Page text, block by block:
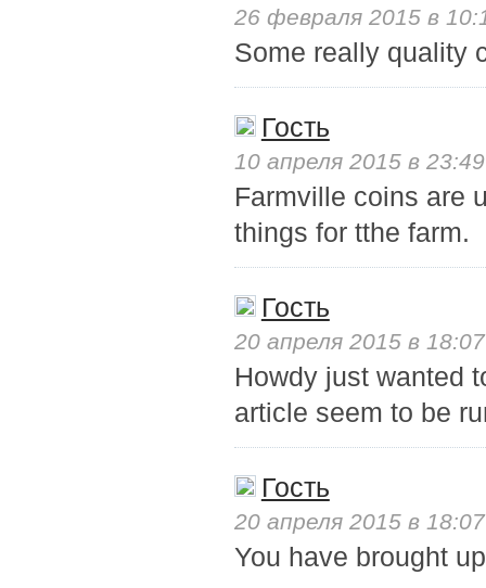
26 февраля 2015 в
Some really quality
Гость
10 апреля 2015 в 23:49
Farmville coins are
things for tthe farm.
Гость
20 апреля 2015 в 18:07
Howdy just wanted
article seem to be
Гость
20 апреля 2015 в 18:07
You have brought